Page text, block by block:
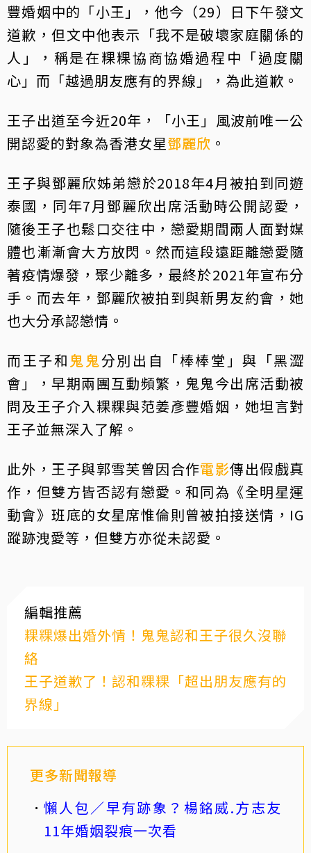
豐婚姻中的「小王」，他今（29）日下午發文
道歉，但文中他表示「我不是破壞家庭關係的
人」，稱是在粿粿協商協婚過程中「過度關
心」而「越過朋友應有的界線」，為此道歉。
王子出道至今近20年，「小王」風波前唯一公
開認愛的對象為香港女星鄧麗欣 。
王子與鄧麗欣姊弟戀於2018年4月被拍到同遊
泰國，同年7月鄧麗欣出席活動時公開認愛，
隨後王子也鬆口交往中，戀愛期間兩人面對媒
體也漸漸會大方放閃。然而這段遠距離戀愛隨
著疫情爆發，聚少離多，最終於2021年宣布分
手。而去年，鄧麗欣被拍到與新男友約會，她
也大分承認戀情。
而王子和 鬼鬼分別出自「棒棒堂」與「黑澀
會」，早期兩團互動頻繁，鬼鬼今出席活動被
問及王子介入粿粿與范姜彥豐婚姻，她坦言對
王子並無深入了解。
此外，王子與郭雪芙曾因合作電影傳出假戲真
作，但雙方皆否認有戀愛。和同為《全明星運
動會》班底的女星席惟倫則曾被拍接送情，IG
蹤跡洩愛等，但雙方亦從未認愛。
編輯推薦
粿粿爆出婚外情！鬼鬼認和王子很久沒聯
絡
王子道歉了！認和粿粿「超出朋友應有的
界線」
更多新聞報導
懶人包／早有跡象？楊銘威.方志友
11年婚姻裂痕一次看